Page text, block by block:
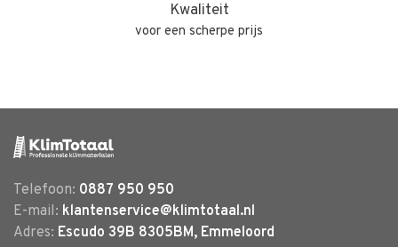
Kwaliteit
voor een scherpe prijs
Telefoon: 0887 950 950
E-mail: klantenservice@klimtotaal.nl
Adres: Escudo 39B 8305BM, Emmeloord